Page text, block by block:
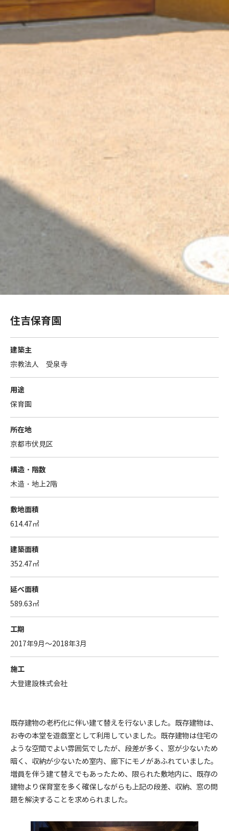
住吉保育園
建築主
宗教法人 受泉寺
用途
保育園
所在地
京都市伏見区
構造・階数
木造・地上2階
敷地面積
614.47㎡
建築面積
352.47㎡
延べ面積
589.63㎡
工期
2017年9月～2018年3月
施工
大登建設株式会社
既存建物の老朽化に伴い建て替えを行ないました。既存建物は、
お寺の本堂を遊戯室として利用していました。既存建物は住宅の
ような空間でよい雰囲気でしたが、段差が多く、窓が少ないため
暗く、収納が少ないため室内、廊下にモノがあふれていました。
増員を伴う建て替えでもあったため、限られた敷地内に、既存の
建物より保育室を多く確保しながらも上記の段差、収納、窓の問
題を解決することを求められました。